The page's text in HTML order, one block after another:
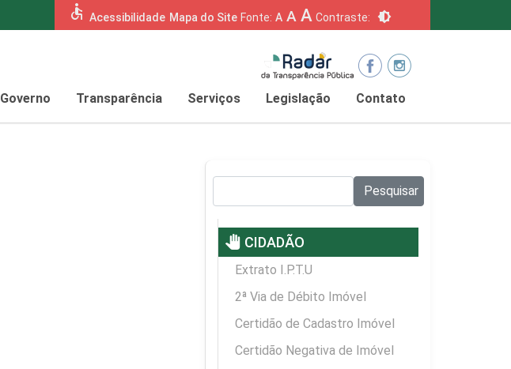
accessible Acessibilidade Mapa do Site Fonte: A A A Contraste: brightness_6
Governo Transparência Serviços Legislação Contato
Pesquisar
pan_tool CIDADÃO
Extrato I.P.T.U
2ª Via de Débito Imóvel
Certidão de Cadastro Imóvel
Certidão Negativa de Imóvel